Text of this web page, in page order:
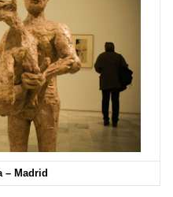
– Madrid